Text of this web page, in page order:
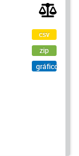
csv
zip
gráfico